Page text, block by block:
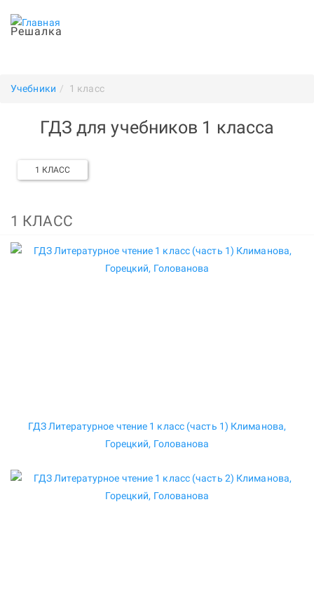
Решалка
Учебники 1 класс
ГДЗ для учебников 1 класса
1 КЛАСС
1 КЛАСС
ГДЗ Литературное чтение 1 класс (часть 1) Климанова,
Горецкий, Голованова